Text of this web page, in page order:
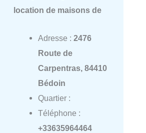
location de maisons de
Adresse : 2476
Route de
Carpentras, 84410
Bédoin
Quartier :
Téléphone :
+33635964464